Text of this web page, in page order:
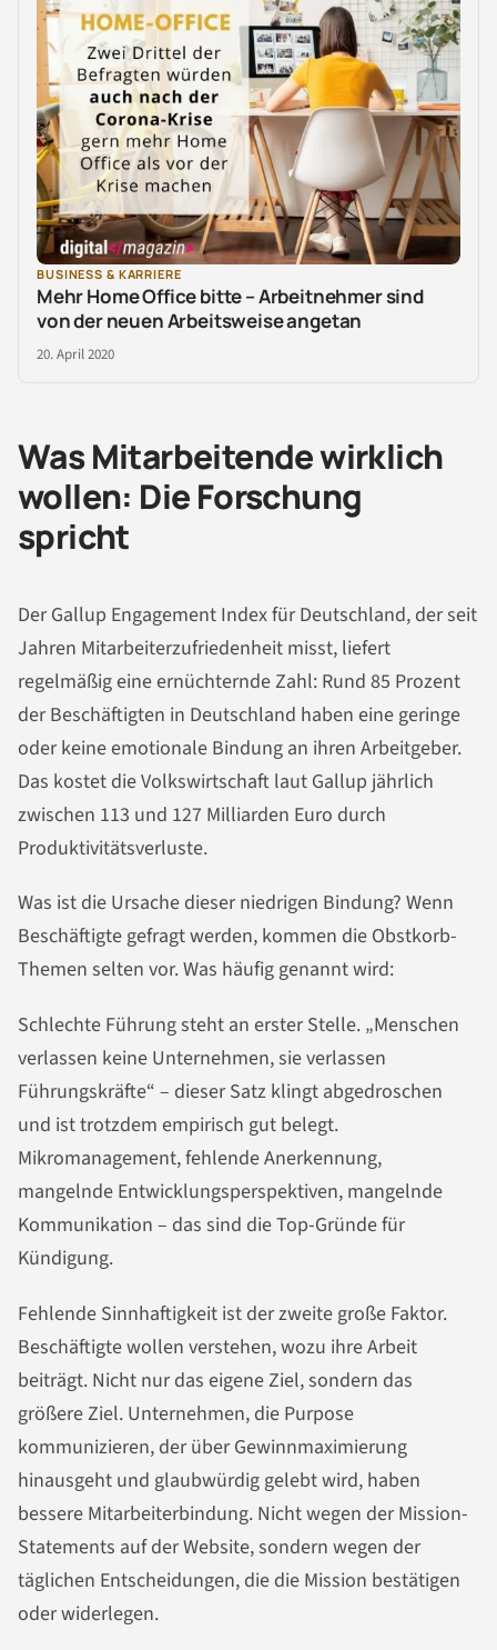
BUSINESS & KARRIERE
Mehr Home Office bitte – Arbeitnehmer sind
von der neuen Arbeitsweise angetan
20. April 2020
Was Mitarbeitende wirklich
wollen: Die Forschung
spricht
Der Gallup Engagement Index für Deutschland, der seit
Jahren Mitarbeiterzufriedenheit misst, liefert
regelmäßig eine ernüchternde Zahl: Rund 85 Prozent
der Beschäftigten in Deutschland haben eine geringe
oder keine emotionale Bindung an ihren Arbeitgeber.
Das kostet die Volkswirtschaft laut Gallup jährlich
zwischen 113 und 127 Milliarden Euro durch
Produktivitätsverluste.
Was ist die Ursache dieser niedrigen Bindung? Wenn
Beschäftigte gefragt werden, kommen die Obstkorb-
Themen selten vor. Was häufig genannt wird:
Schlechte Führung steht an erster Stelle. „Menschen
verlassen keine Unternehmen, sie verlassen
Führungskräfte“ – dieser Satz klingt abgedroschen
und ist trotzdem empirisch gut belegt.
Mikromanagement, fehlende Anerkennung,
mangelnde Entwicklungsperspektiven, mangelnde
Kommunikation – das sind die Top-Gründe für
Kündigung.
Fehlende Sinnhaftigkeit ist der zweite große Faktor.
Beschäftigte wollen verstehen, wozu ihre Arbeit
beiträgt. Nicht nur das eigene Ziel, sondern das
größere Ziel. Unternehmen, die Purpose
kommunizieren, der über Gewinnmaximierung
hinausgeht und glaubwürdig gelebt wird, haben
bessere Mitarbeiterbindung. Nicht wegen der Mission-
Statements auf der Website, sondern wegen der
täglichen Entscheidungen, die die Mission bestätigen
oder widerlegen.